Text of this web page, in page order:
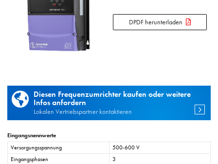
DPDF herunterladen
Diesen Frequenzumrichter kaufen oder weitere
Infos anfordern
Lokalen Vertriebspartner kontaktieren
Eingangsnennwerte
Versorgungsspannung
500-600 V
Eingangsphasen
3